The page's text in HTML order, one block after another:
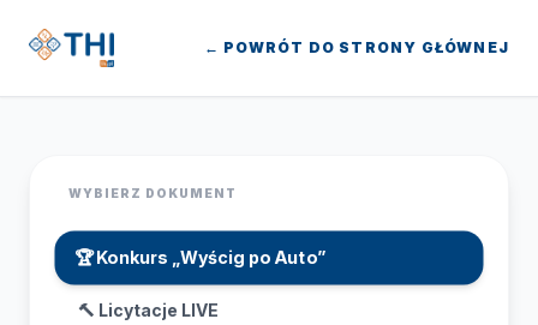
← POWRÓT DO STRONY GŁÓWNEJ
WYBIERZ DOKUMENT
🏆 Konkurs „Wyścig po Auto”
🔨 Licytacje LIVE